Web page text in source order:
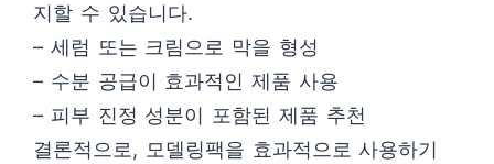
지할 수 있습니다.
– 세럼 또는 크림으로 막을 형성
– 수분 공급이 효과적인 제품 사용
– 피부 진정 성분이 포함된 제품 추천
결론적으로, 모델링팩을 효과적으로 사용하기